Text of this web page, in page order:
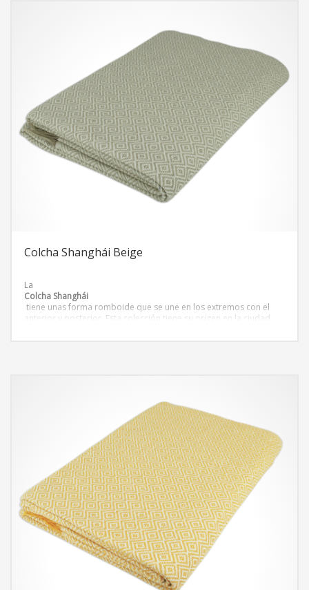
Colcha Shanghái Beige
La
Colcha Shanghái
tiene unas forma romboide que se une en los extremos con el
anterior y posterior. Esta colección tiene su origen en la ciudad